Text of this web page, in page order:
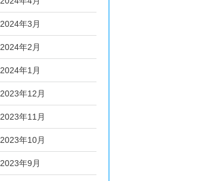
2024年3月
2024年2月
2024年1月
2023年12月
2023年11月
2023年10月
2023年9月